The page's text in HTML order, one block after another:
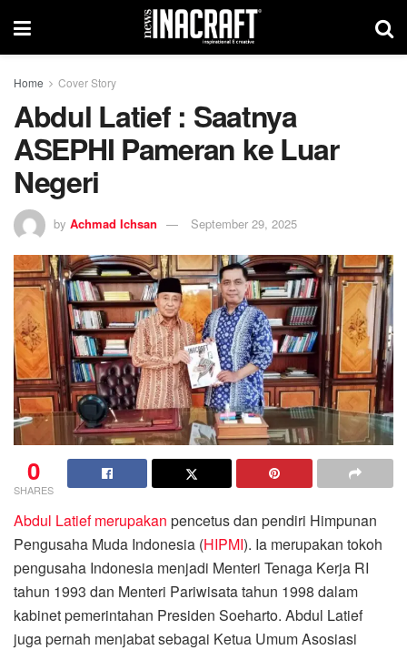
Home Cover Story
Abdul Latief : Saatnya
ASEPHI Pameran ke Luar
Negeri
by Achmad Ichsan September 29, 2025
0
SHARES
Abdul Latief merupakan pencetus dan pendiri Himpunan
Pengusaha Muda Indonesia (HIPMI). Ia merupakan tokoh
pengusaha Indonesia menjadi Menteri Tenaga Kerja RI
tahun 1993 dan Menteri Pariwisata tahun 1998 dalam
kabinet pemerintahan Presiden Soeharto. Abdul Latief
juga pernah menjabat sebagai Ketua Umum Asosiasi